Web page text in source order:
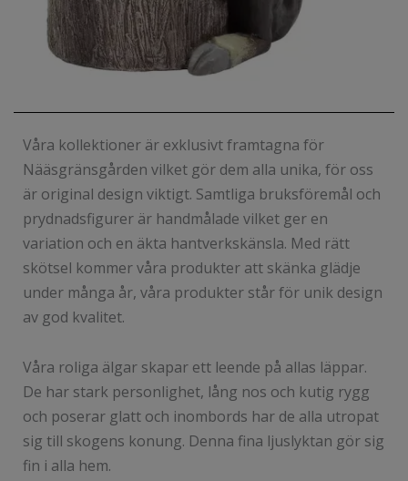
Våra kollektioner är exklusivt framtagna för
Nääsgränsgården vilket gör dem alla unika, för oss
är original design viktigt. Samtliga bruksföremål och
prydnadsfigurer är handmålade vilket ger en
variation och en äkta hantverkskänsla. Med rätt
skötsel kommer våra produkter att skänka glädje
under många år, våra produkter står för unik design
av god kvalitet.
Våra roliga älgar skapar ett leende på allas läppar.
De har stark personlighet, lång nos och kutig rygg
och poserar glatt och inombords har de alla utropat
sig till skogens konung. Denna fina ljuslyktan gör sig
fin i alla hem.